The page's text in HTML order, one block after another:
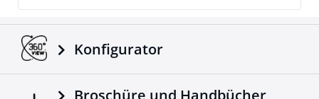
Konfigurator